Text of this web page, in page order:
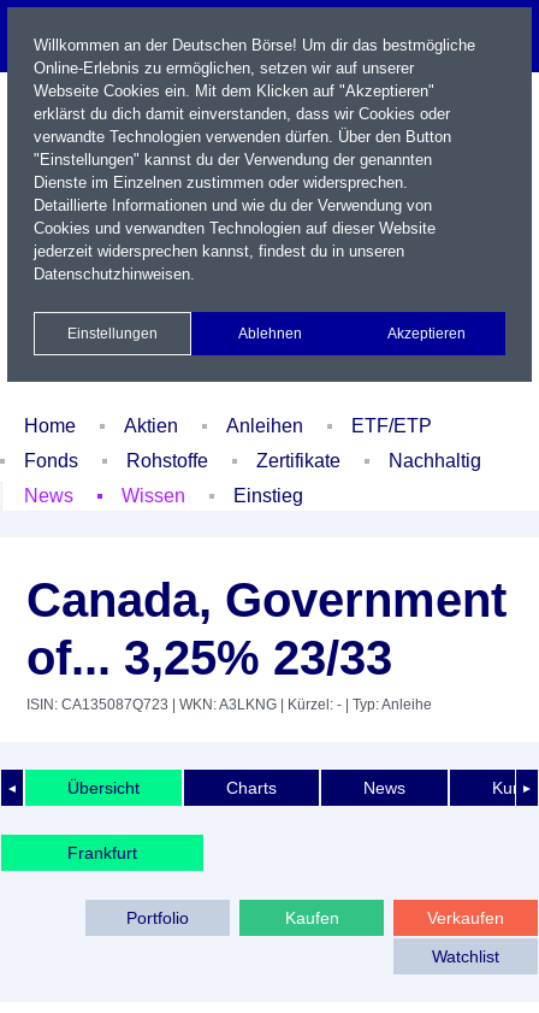
Name / WKN / ISIN / Kürzel
Xetra Realtime
Watchlist Portfolio Login
Home Aktien Anleihen
ETF/ETP
Fonds
Rohstoffe Zertifikate
Nachhaltig
News
Wissen Einstieg
Canada, Government
of... 3,25% 23/33
ISIN: CA135087Q723 | WKN: A3LKNG | Kürzel: - | Typ: Anleihe
◄ ►
Übersicht Charts News
Frankfurt
Verkaufen
Kaufen
Portfolio
Watchlist
Willkommen an der Deutschen Börse! Um dir das bestmögliche
Online-Erlebnis zu ermöglichen, setzen wir auf unserer
Webseite Cookies ein. Mit dem Klicken auf "Akzeptieren"
erklärst du dich damit einverstanden, dass wir Cookies oder
verwandte Technologien verwenden dürfen. Über den Button
"Einstellungen" kannst du der Verwendung der genannten
Dienste im Einzelnen zustimmen oder widersprechen.
Detaillierte Informationen und wie du der Verwendung von
Cookies und verwandten Technologien auf dieser Website
jederzeit widersprechen kannst, findest du in unseren
Datenschutzhinweisen.
Einstellungen Ablehnen Akzeptieren